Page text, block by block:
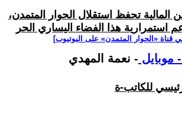
المالية تحفظ استقلال الحوار المتمدن،
استمرارية هذا الفضاء اليساري الحر
قناة ‫«الحوار المتمدن» على اليوتيوب]
موبايل - نعمة المهدي
للكاتب-ة